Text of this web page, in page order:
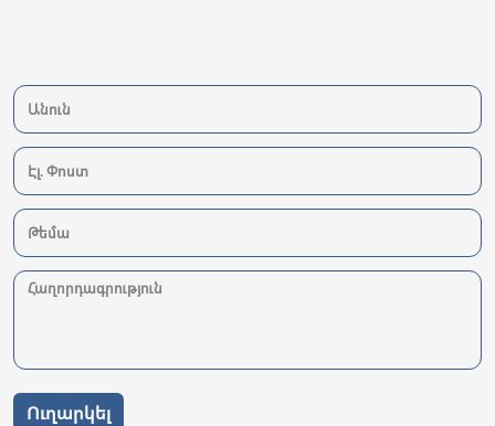
Ուղարկել